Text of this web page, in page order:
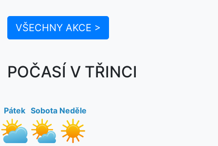
VŠECHNY AKCE >
POČASÍ V TŘINCI
Pátek Sobota Neděle